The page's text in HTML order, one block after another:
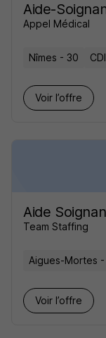
Aide-
Appel Médical
Nîmes - 30 CDI
Voir l’offre
Aide
Team Staffing
Aigues-Mortes -
Voir l’offre